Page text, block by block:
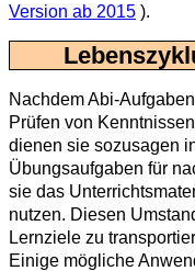
Version ab 2015 ).
Nachdem Abi-
Prüfen von
dienen sie sozusagen
Übungsaufgaben für
sie das
nutzen. Diesen
Lernziele zu
Einige mögliche